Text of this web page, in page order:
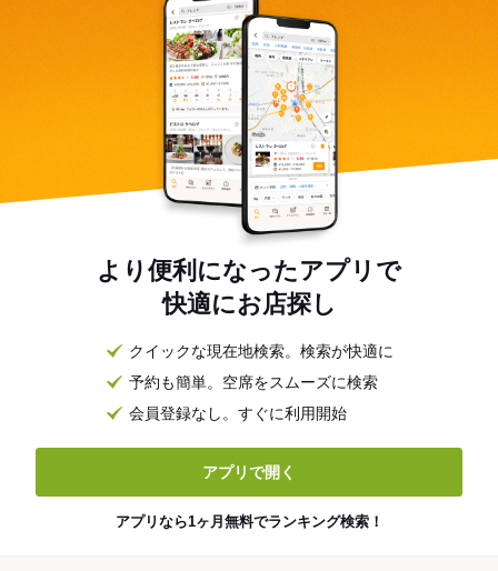
より便利になったアプリで
快適にお店探し
クイックな現在地検索。検索が快適に
予約も簡単。空席をスムーズに検索
会員登録なし。すぐに利用開始
アプリで開く
アプリなら1ヶ月無料でランキング検索！